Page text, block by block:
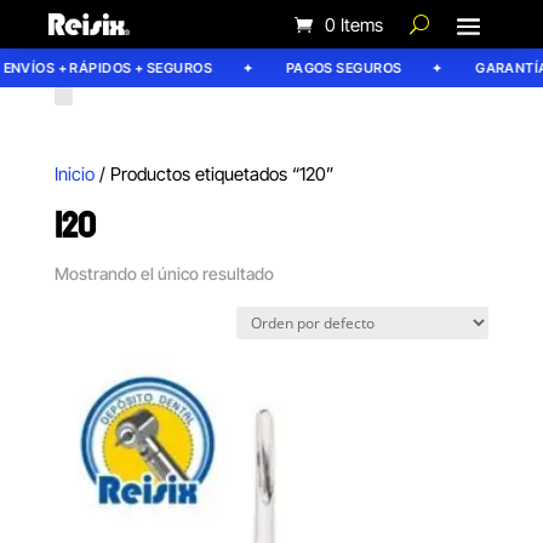
0 Items
+ RÁPIDOS + SEGUROS PAGOS SEGUROS
Inicio/ Productos etiquetados “120”
120
Mostrando el único resultado